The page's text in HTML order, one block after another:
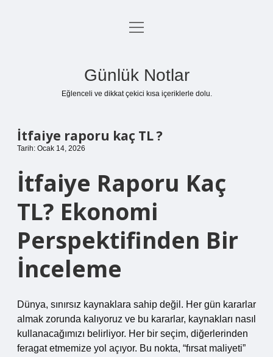
Anasayfa
menüyü
Günlük Notlar
Eğlenceli ve dikkat çekici kısa içeriklerle dolu.
İtfaiye raporu kaç TL ?
Tarih: Ocak 14, 2026
İtfaiye Raporu Kaç
TL? Ekonomi
Perspektifinden Bir
İnceleme
Dünya, sınırsız kaynaklara sahip değil. Her gün kararlar
almak zorunda kalıyoruz ve bu kararlar, kaynakları nasıl
kullanacağımızı belirliyor. Her bir seçim, diğerlerinden
feragat etmemize yol açıyor. Bu nokta, “fırsat maliyeti”